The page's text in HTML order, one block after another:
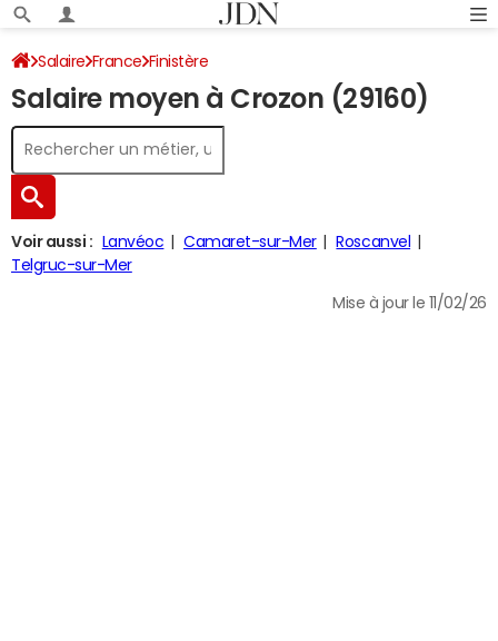
Salaire France Finistère
Salaire moyen à Crozon (29160)
Voir aussi : Lanvéoc Camaret-sur-Mer
Roscanvel
Telgruc-sur-Mer
Mise à jour le 11/02/26